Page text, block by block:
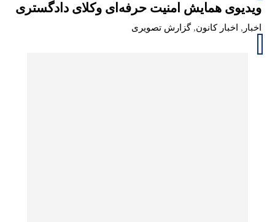
ویدیوی همایش امنیت حرفه‌ای وکلای دادگستری
اخبار , اخبار کانون,گزارش تصویری